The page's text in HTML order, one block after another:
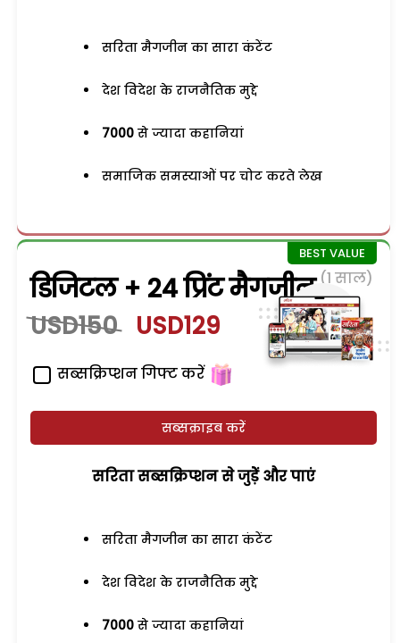
सरिता मैगजीन का सारा कंटेंट
देश विदेश के राजनैतिक मुद्दे
7000 से ज्यादा कहानियां
समाजिक समस्याओं पर चोट करते लेख
डिजिटल + 24 प्रिंट मैगजीन (1 साल)
USD150 USD129
सब्सक्रिप्शन गिफ्ट करें
सब्सक्राइब करें
सरिता सब्सक्रिप्शन से जुड़ेें और पाएं
सरिता मैगजीन का सारा कंटेंट
देश विदेश के राजनैतिक मुद्दे
7000 से ज्यादा कहानियां